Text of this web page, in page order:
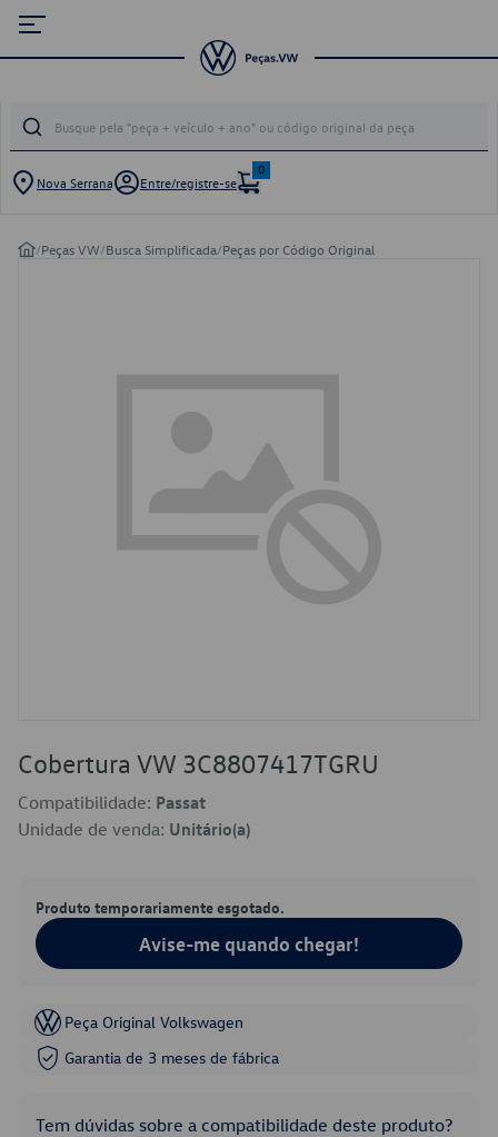
Nova Serrana Entre/registre-se
0
/Peças VW/Busca Simplificada/Peças por Código Original
Cobertura VW 3C8807417TGRU
Compatibilidade: Passat
Unidade de venda: Unitário(a)
Produto temporariamente esgotado.
Avise-me quando chegar!
Peça Original Volkswagen
Garantia de 3 meses de fábrica
Tem dúvidas sobre a compatibilidade deste produto?